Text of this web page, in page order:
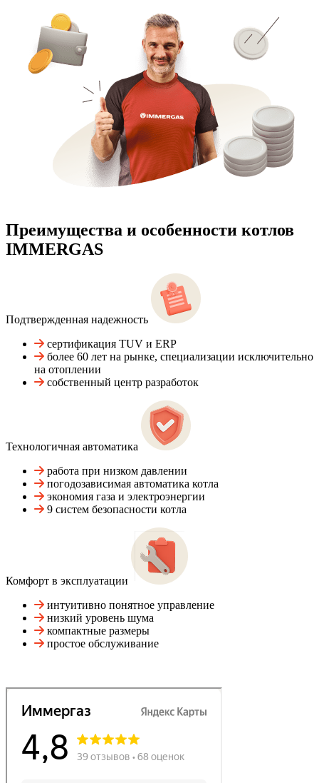
Преимущества и особенности котлов
IMMERGAS
Подтвержденная надежность
сертификация TUV и ERP
более 60 лет на рынке, специализации исключительно
на отоплении
собственный центр разработок
Технологичная автоматика
работа при низком давлении
погодозависимая автоматика котла
экономия газа и электроэнергии
9 систем безопасности котла
Комфорт в эксплуатации
интуитивно понятное управление
низкий уровень шума
компактные размеры
простое обслуживание